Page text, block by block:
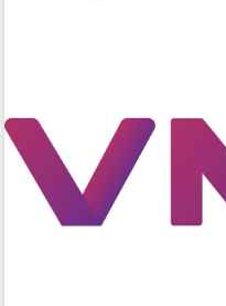
Thứ trưởng Bộ Y tế làm việc với tỉnh
Đắk Lắk về phát triển nhân lực y tế
cho trạm y tế cấp xã
Du lịch Đắk Lắk nâng tầm trải nghiệm
du khách thông qua Hệ thống cơ sở dữ